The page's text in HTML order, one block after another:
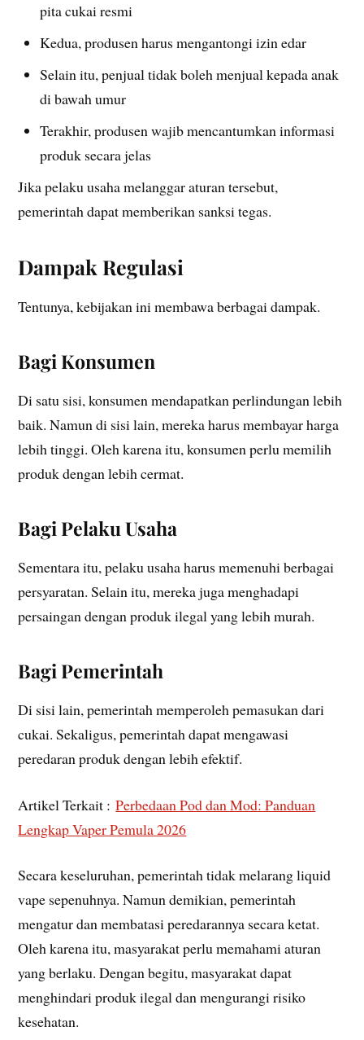
pita cukai resmi
Kedua, produsen harus mengantongi izin edar
Selain itu, penjual tidak boleh menjual kepada anak
di bawah umur
Terakhir, produsen wajib mencantumkan informasi
produk secara jelas
Jika pelaku usaha melanggar aturan tersebut,
pemerintah dapat memberikan sanksi tegas.
Dampak Regulasi
Tentunya, kebijakan ini membawa berbagai dampak.
Bagi Konsumen
Di satu sisi, konsumen mendapatkan perlindungan lebih
baik. Namun di sisi lain, mereka harus membayar harga
lebih tinggi. Oleh karena itu, konsumen perlu memilih
produk dengan lebih cermat.
Bagi Pelaku Usaha
Sementara itu, pelaku usaha harus memenuhi berbagai
persyaratan. Selain itu, mereka juga menghadapi
persaingan dengan produk ilegal yang lebih murah.
Bagi Pemerintah
Di sisi lain, pemerintah memperoleh pemasukan dari
cukai. Sekaligus, pemerintah dapat mengawasi
peredaran produk dengan lebih efektif.
Artikel Terkait :Perbedaan Pod dan Mod: Panduan
Lengkap Vaper Pemula 2026
Secara keseluruhan, pemerintah tidak melarang liquid
vape sepenuhnya. Namun demikian, pemerintah
mengatur dan membatasi peredarannya secara ketat.
Oleh karena itu, masyarakat perlu memahami aturan
yang berlaku. Dengan begitu, masyarakat dapat
menghindari produk ilegal dan mengurangi risiko
kesehatan.